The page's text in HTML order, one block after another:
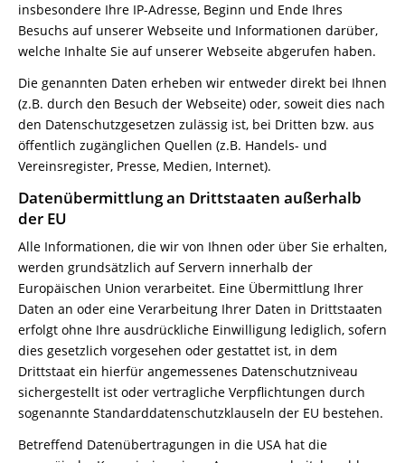
insbesondere Ihre IP-Adresse, Beginn und Ende Ihres
Besuchs auf unserer Webseite und Informationen darüber,
welche Inhalte Sie auf unserer Webseite abgerufen haben.
Die genannten Daten erheben wir entweder direkt bei Ihnen
(z.B. durch den Besuch der Webseite) oder, soweit dies nach
den Datenschutzgesetzen zulässig ist, bei Dritten bzw. aus
öffentlich zugänglichen Quellen (z.B. Handels- und
Vereinsregister, Presse, Medien, Internet).
Datenübermittlung an Drittstaaten außerhalb
der EU
Alle Informationen, die wir von Ihnen oder über Sie erhalten,
werden grundsätzlich auf Servern innerhalb der
Europäischen Union verarbeitet. Eine Übermittlung Ihrer
Daten an oder eine Verarbeitung Ihrer Daten in Drittstaaten
erfolgt ohne Ihre ausdrückliche Einwilligung lediglich, sofern
dies gesetzlich vorgesehen oder gestattet ist, in dem
Drittstaat ein hierfür angemessenes Datenschutzniveau
sichergestellt ist oder vertragliche Verpflichtungen durch
sogenannte Standarddatenschutzklauseln der EU bestehen.
Betreffend Datenübertragungen in die USA hat die